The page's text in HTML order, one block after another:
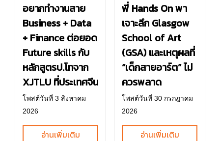
อยากทำงานสาย
Business + Data
+ Finance ต่อยอด
Future skills กับ
หลักสูตรป.โทจาก
XJTLU ที่ประเทศจีน
โพสต์วันที่ 3 สิงหาคม
2026
อ่านเพิ่มเติม
พี่ Hands On พา
เจาะลึก Glasgow
School of Art
(GSA) และเหตุผลที่
“เด็กสายอาร์ต” ไม่
ควรพลาด
โพสต์วันที่ 30 กรกฎาคม
2026
อ่านเพิ่มเติม